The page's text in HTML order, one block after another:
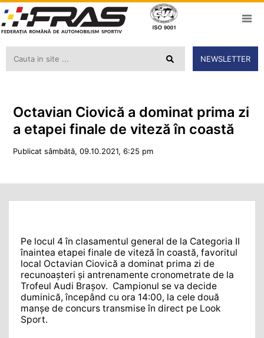
NEWSLETTER
Octavian Ciovică a dominat prima zi
a etapei finale de viteză în coastă
Publicat sâmbătă, 09.10.2021, 6:25 pm
Pe locul 4 în clasamentul general de la Categoria II
înaintea etapei finale de viteză în coastă, favoritul
local Octavian Ciovică a dominat prima zi de
recunoașteri și antrenamente cronometrate de la
Trofeul Audi Brașov. Campionul se va decide
duminică, începând cu ora 14:00, la cele două
manșe de concurs transmise în direct pe Look
Sport.